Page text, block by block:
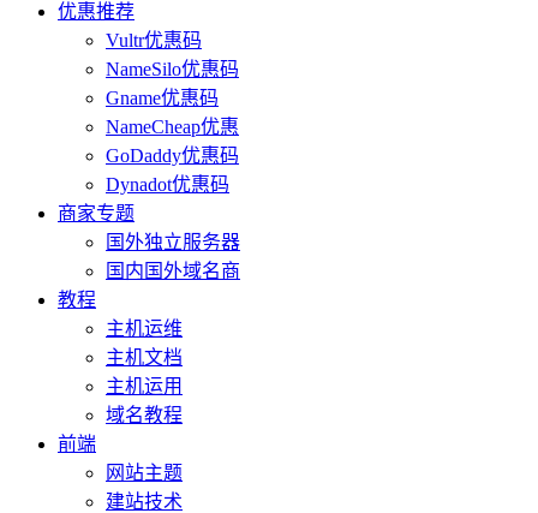
优惠推荐
Vultr优惠码
NameSilo优惠码
Gname优惠码
NameCheap优惠
GoDaddy优惠码
Dynadot优惠码
商家专题
国外独立服务器
国内国外域名商
教程
主机运维
主机文档
主机运用
域名教程
前端
网站主题
建站技术